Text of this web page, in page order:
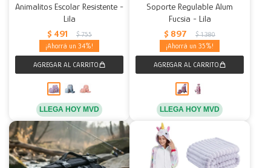
Animalitos Escolar Resistente -
Lila
$ 491 $ 755
34
LLEGA HOY MVD
Soporte Regulable Alum
Fucsia - Lila
$ 897 $ 1.380
35
LLEGA HOY MVD